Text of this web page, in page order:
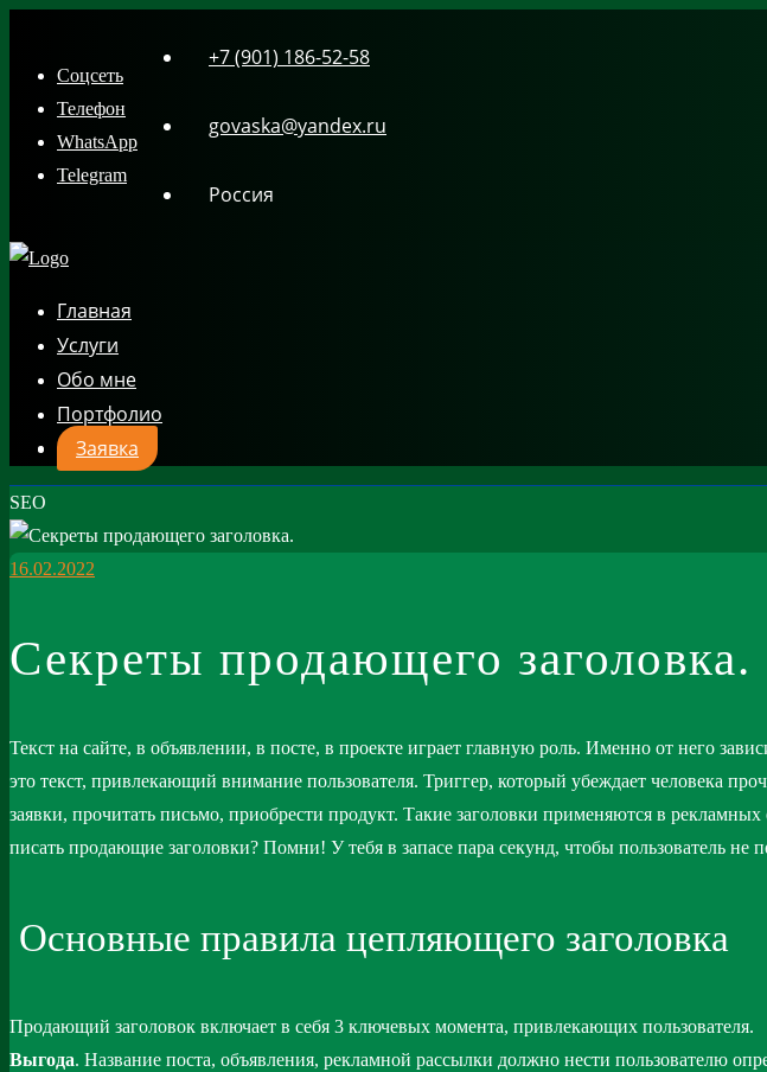
content
Соцсеть
Телефон
WhatsApp
Telegram
+7 (901) 186-52-58
govaska@yandex.ru
Россия
Главная
Услуги
Обо мне
Портфолио
Заявка
SEO
16.02.2022
Секреты продающего заголовка.
Текст на сайте, в объявлении, в посте, в проекте играет главную роль. Именно от него
это текст, привлекающий внимание пользователя. Триггер, который убеждает человека
заявки, прочитать письмо, приобрести продукт. Такие заголовки применяются в
писать продающие заголовки? Помни! У тебя в запасе пара секунд, чтобы пользователь не
Основные правила цепляющего заголовка
Продающий заголовок включает в себя 3 ключевых момента, привлекающих пользователя.
Выгода. Название поста, объявления, рекламной рассылки должно нести пользователю